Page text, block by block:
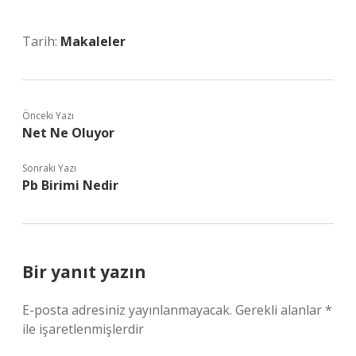
Tarih: Makaleler
Önceki Yazı
Net Ne Oluyor
Sonraki Yazı
Pb Birimi Nedir
Bir yanıt yazın
E-posta adresiniz yayınlanmayacak. Gerekli alanlar*
ile işaretlenmişlerdir